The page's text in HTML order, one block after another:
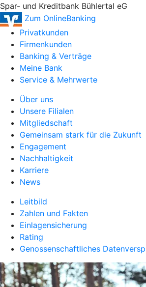
Spar- und Kreditbank Bühlertal eG
Zum OnlineBanking
Privatkunden
Firmenkunden
Banking & Verträge
Meine Bank
Service & Mehrwerte
Über uns
Unsere Filialen
Mitgliedschaft
Gemeinsam stark für die Zukunft
Engagement
Nachhaltigkeit
Karriere
News
Leitbild
Zahlen und Fakten
Einlagensicherung
Rating
Genossenschaftliches